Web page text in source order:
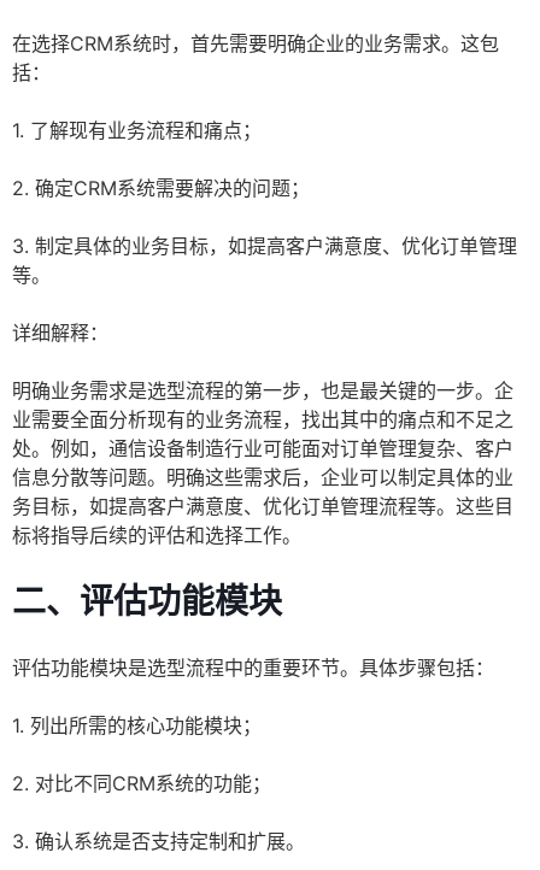
在选择CRM系统时，首先需要明确企业的业务需求。这包
括：
1. 了解现有业务流程和痛点；
2. 确定CRM系统需要解决的问题；
3. 制定具体的业务目标，如提高客户满意度、优化订单管理
等。
详细解释：
明确业务需求是选型流程的第一步，也是最关键的一步。企
业需要全面分析现有的业务流程，找出其中的痛点和不足之
处。例如，通信设备制造行业可能面对订单管理复杂、客户
信息分散等问题。明确这些需求后，企业可以制定具体的业
务目标，如提高客户满意度、优化订单管理流程等。这些目
标将指导后续的评估和选择工作。
二、评估功能模块
评估功能模块是选型流程中的重要环节。具体步骤包括：
1. 列出所需的核心功能模块；
2. 对比不同CRM系统的功能；
3. 确认系统是否支持定制和扩展。